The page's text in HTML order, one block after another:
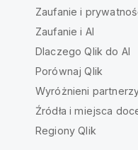
Zaufanie i
Zaufanie i AI
Dlaczego Qlik do AI
Porównaj Qlik
Wyróżnieni
Źródła i miejsca
Regiony Qlik